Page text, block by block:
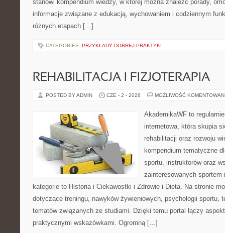
stanowi kompendium wiedzy, w której można znaleźć porady,
informacje związane z edukacją, wychowaniem i codziennym
różnych etapach […]
CATEGORIES: PRZYKŁADY DOBREJ PRAKTYKI
REHABILITACJA I FIZJOTERAPIA
POSTED BY ADMIN CZE - 2 - 2026 MOŻLIWOŚĆ
AkademikaWF to
internetowa, która skupia
rehabilitacji oraz rozwoju
kompendium tematyczne
sportu, instruktorów oraz
zainteresowanych sportem
kategorie to Historia i Ciekawostki i Zdrowie i Dieta. Na stronie
dotyczące treningu, nawyków żywieniowych, psychologii sportu,
tematów związanych ze studiami. Dzięki temu portal łączy
praktycznymi wskazówkami. Ogromną […]